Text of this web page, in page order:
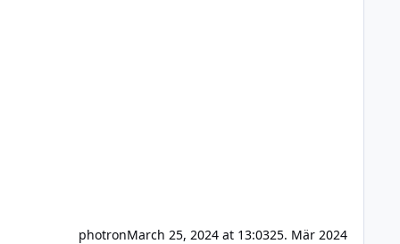
photronMarch 25, 2024 at 13:0325. Mär 2024